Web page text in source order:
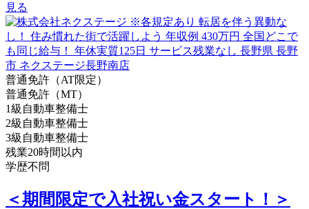
見る
普通免許（AT限定）
普通免許（MT）
1級自動車整備士
2級自動車整備士
3級自動車整備士
残業20時間以内
学歴不問
＜期間限定で入社祝い金スタート！＞